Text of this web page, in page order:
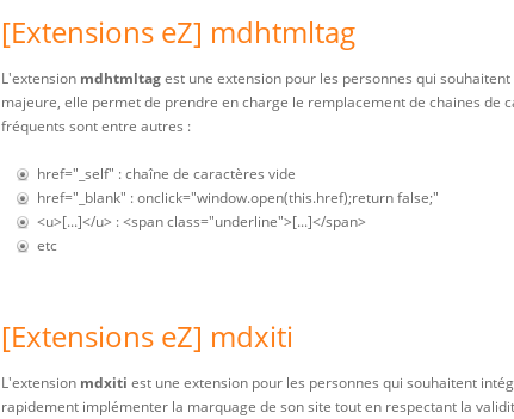
[Extensions eZ] mdhtmltag
L'extension mdhtmltagest une extension pour les personnes qui
majeure, elle permet de prendre en charge le remplacement de chaines de
fréquents sont entre autres :
href="_self" : chaîne de caractères vide
href="_blank" : onclick="window.open(this.href);return false;"
<u>[...]</u> : <span class="underline">[...]</span>
etc
[Extensions eZ] mdxiti
L'extension mdxiti est une extension pour les personnes qui souhaitent
rapidement implémenter la marquage de son site tout en respectant la